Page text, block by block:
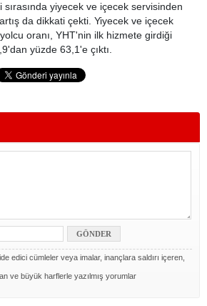
sırasında yiyecek ve içecek servisinden
da dikkati çekti. Yiyecek ve içecek
oranı, YHT'nin ilk hizmete girdiği
yüzde 63,1'e çıktı.
edici cümleler veya imalar, inançlara saldırı içeren,
ve büyük harflerle yazılmış yorumlar